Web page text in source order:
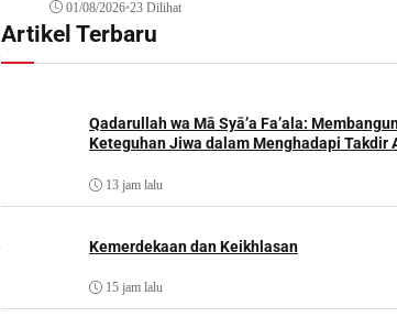
01/08/2026•23 Dilihat
Artikel Terbaru
Qadarullah wa Mā Syā’a Fa’ala:
Keteguhan Jiwa dalam Menghadapi Takdir
13 jam lalu
Kemerdekaan dan Keikhlasan
15 jam lalu